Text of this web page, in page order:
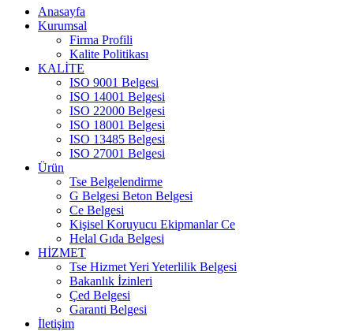
Anasayfa
Kurumsal
Firma Profili
Kalite Politikası
KALİTE
ISO 9001 Belgesi
ISO 14001 Belgesi
ISO 22000 Belgesi
ISO 18001 Belgesi
ISO 13485 Belgesi
ISO 27001 Belgesi
Ürün
Tse Belgelendirme
G Belgesi Beton Belgesi
Ce Belgesi
Kişisel Koruyucu Ekipmanlar Ce
Helal Gıda Belgesi
HİZMET
Tse Hizmet Yeri Yeterlilik Belgesi
Bakanlık İzinleri
Çed Belgesi
Garanti Belgesi
İletişim